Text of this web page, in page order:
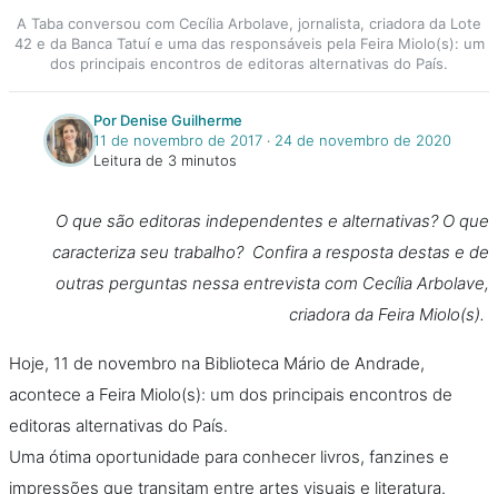
A Taba conversou com Cecília Arbolave, jornalista, criadora da Lote
42 e da Banca Tatuí e uma das responsáveis pela Feira Miolo(s): um
dos principais encontros de editoras alternativas do País.
Por Denise Guilherme
11 de novembro de 2017 ‧ 24 de novembro de 2020
Leitura de 3 minutos
O que são editoras independentes e alternativas? O que
caracteriza seu trabalho? Confira a resposta destas e de
outras perguntas nessa entrevista com Cecília Arbolave,
criadora da Feira Miolo(s).
Hoje, 11 de novembro na Biblioteca Mário de Andrade,
acontece a Feira Miolo(s): um dos principais encontros de
editoras alternativas do País.
Uma ótima oportunidade para conhecer livros, fanzines e
impressões que transitam entre artes visuais e literatura.